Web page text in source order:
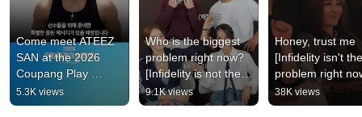
Come meet ATEEZ
SAN at the 2026
Coupang Play
Series this Sunday!
5.3K views
Who is the biggest
problem right now?
[Infidelity is not the
issue here]
9.1K views
Honey, trust me
[Infidelity isn't the
problem right
38K views